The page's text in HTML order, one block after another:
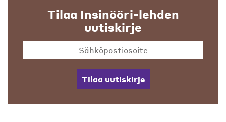
Tilaa Insinööri-lehden
uutiskirje
Tilaa uutiskirje